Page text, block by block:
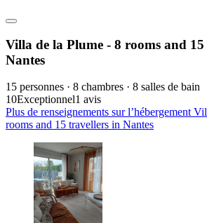
Villa de la Plume - 8 rooms and
Nantes
15 personnes · 8 chambres · 8 salles de bain
10Exceptionnel1 avis
Plus de renseignements sur l’hébergement
rooms and 15 travellers in Nantes